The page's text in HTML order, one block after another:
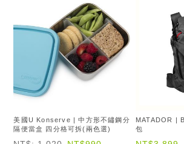
美國U Konserve | 中方形不鏽鋼分
隔便當盒 四分格可拆(兩色選)
MATADOR |
包